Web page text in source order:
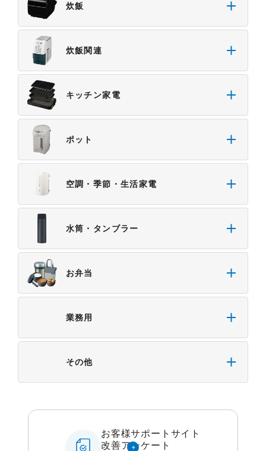
炊飯
炊飯関連
キッチン家電
ポット
空調・季節・生活家電
水筒・タンブラー
お弁当
業務用
その他
お客様サポートサイト
改善アンケート